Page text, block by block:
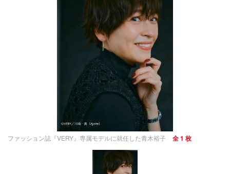
ファッション誌『VERY』専属モデルに就任した青木裕子 全 1 枚